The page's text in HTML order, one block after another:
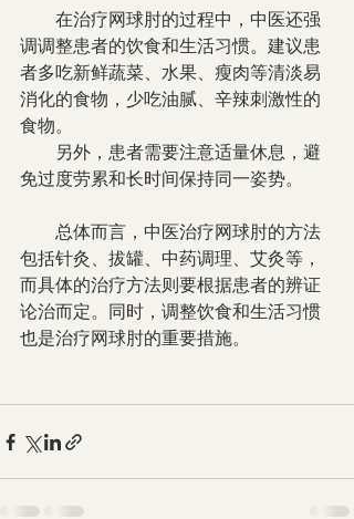
在治疗网球肘的过程中，中医还强
调调整患者的饮食和生活习惯。建议患
者多吃新鲜蔬菜、水果、瘦肉等清淡易
消化的食物，少吃油腻、辛辣刺激性的
食物。
另外，患者需要注意适量休息，避
免过度劳累和长时间保持同一姿势。
总体而言，中医治疗网球肘的方法
包括针灸、拔罐、中药调理、艾灸等，
而具体的治疗方法则要根据患者的辨证
论治而定。同时，调整饮食和生活习惯
也是治疗网球肘的重要措施。